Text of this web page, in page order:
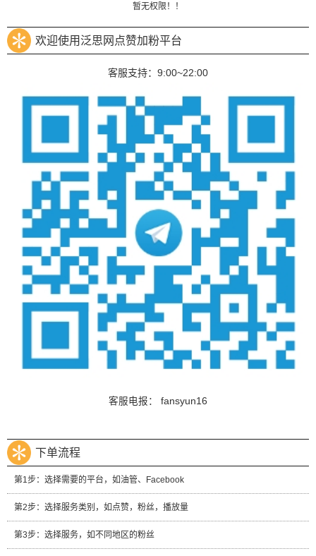
暂无权限！！
欢迎使用泛思网点赞加粉平台
客服支持：9:00~22:00
客服电报： fansyun16
下单流程
第1步：选择需要的平台，如油管、Facebook
第2步：选择服务类别，如点赞，粉丝，播放量
第3步：选择服务，如不同地区的粉丝